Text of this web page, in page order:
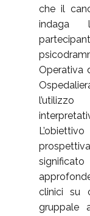
che il
indaga
Operativa
clinici su
gruppale